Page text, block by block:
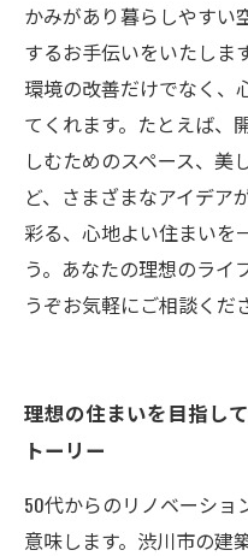
かみがあり暮らしやすい
するお手伝いをいたしま
環境の改善だけでなく、
てくれます。たとえば、
しむためのスペース、美
ど、さまざまなアイデア
彩る、心地よい住まいを
う。あなたの理想のライ
うぞお気軽にご相談くだ
理想の住まいを目指し
トーリー
50代からのリノベーショ
意味します。渋川市の建